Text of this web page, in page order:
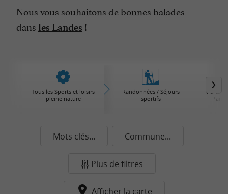
Nous vous souhaitons de bonnes balades
dans les Landes !
Tous les Sports et loisirs
pleine nature
Randonnées / Séjours
sportifs
Parcs
Mots clés... Commune...
Plus de filtres
Afficher la carte